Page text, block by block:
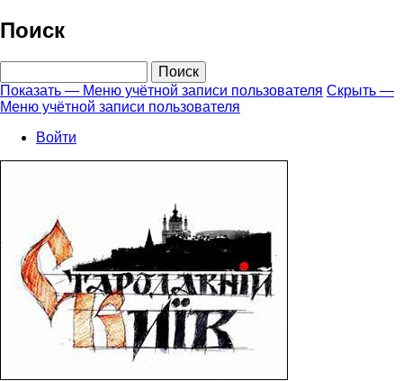
Перейти
к
основному
Поиск
Меню
учётной
записи
Показать — Меню учётной записи пользователя Скрыть —
Меню учётной записи пользователя
Войти